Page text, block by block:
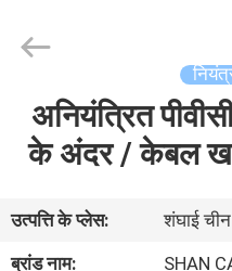
होम
वीडियो
Cable
(Group)
Reserved.अनियंत्रित
के अंदर / केबल
उत्पत्ति के प्लेस:
शंघाई चीन
ब्रांड नाम:
SHAN